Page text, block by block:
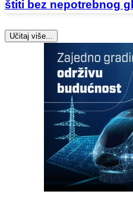
štiti bez nepotrebnog
Učitaj više...